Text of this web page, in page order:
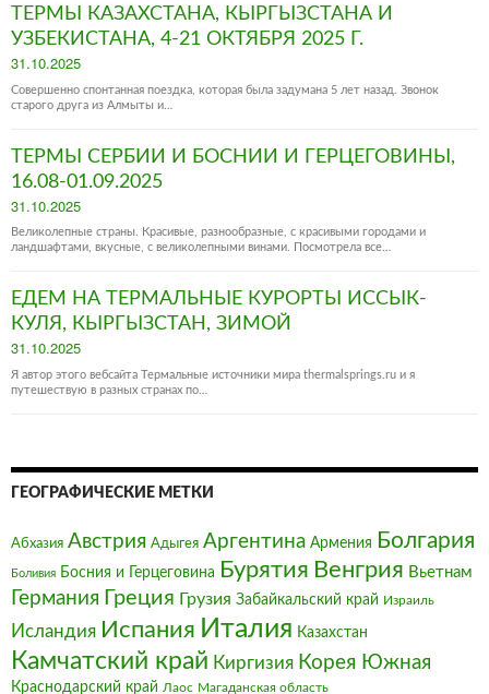
ТЕРМЫ КАЗАХСТАНА, КЫРГЫЗСТАНА И
УЗБЕКИСТАНА, 4-21 ОКТЯБРЯ 2025 Г.
Posted
on
31.10.2025
Совершенно спонтанная поездка, которая была задумана 5 лет назад. Звонок
старого друга из Алмыты и…
ТЕРМЫ СЕРБИИ И БОСНИИ И ГЕРЦЕГОВИНЫ,
16.08-01.09.2025
Posted
on
31.10.2025
Великолепные страны. Красивые, разнообразные, с красивыми городами и
ландшафтами, вкусные, с великолепными винами. Посмотрела все…
ЕДЕМ НА ТЕРМАЛЬНЫЕ КУРОРТЫ ИССЫК-
КУЛЯ, КЫРГЫЗСТАН, ЗИМОЙ
Posted
on
31.10.2025
Я автор этого вебсайта Термальные источники мира thermalsprings.ru и я
путешествую в разных странах по…
ГЕОГРАФИЧЕСКИЕ МЕТКИ
Абхазия Австрия‎ Адыгея Аргентина Армения Болгария‎
Боливия Босния и Герцеговина Бурятия Венгрия Вьетнам
Германия Греция Грузия Забайкальский край Израиль
Исландия Испания Италия‎ Казахстан
Камчатский край Киргизия Корея Южная
Краснодарский край Лаос Магаданская область